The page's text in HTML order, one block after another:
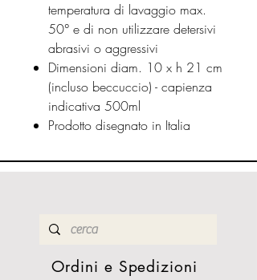
temperatura di lavaggio max.
50° e di non utilizzare detersivi
abrasivi o aggressivi
Dimensioni diam. 10 x h 21 cm
(incluso beccuccio) - capienza
indicativa 500ml
Prodotto disegnato in Italia
Ordini e Spedizioni